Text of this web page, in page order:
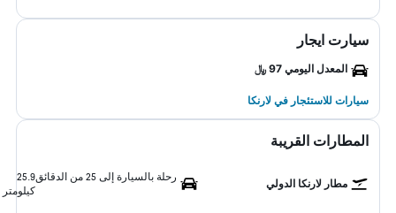
سيارت ايجار
المعدل اليومي 97 ﷼
سيارات للاستئجار في لارنكا
المطارات القريبة
مطار لارنكا الدولي
رحلة بالسيارة إلى 25 من الدقائق
25.9
كيلومتر